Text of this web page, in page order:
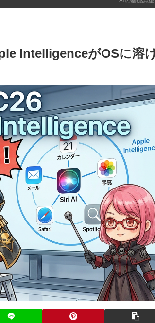
IntelligenceがOSに溶